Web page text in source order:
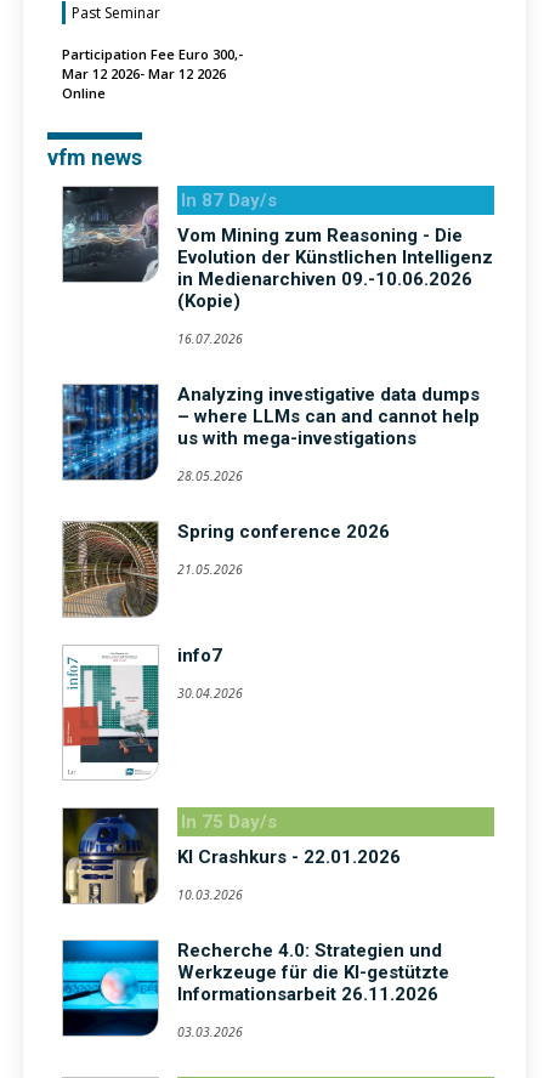
Past Seminar
Participation Fee Euro 300,-
Mar 12 2026- Mar 12 2026
Online
vfm news
In 87 Day/s
Vom Mining zum Reasoning - Die
Evolution der Künstlichen Intelligenz
in Medienarchiven 09.-10.06.2026
(Kopie)
16.07.2026
Analyzing investigative data dumps
– where LLMs can and cannot help
us with mega-investigations
28.05.2026
Spring conference 2026
21.05.2026
info7
30.04.2026
In 75 Day/s
KI Crashkurs - 22.01.2026
10.03.2026
Recherche 4.0: Strategien und
Werkzeuge für die KI-gestützte
Informationsarbeit 26.11.2026
03.03.2026